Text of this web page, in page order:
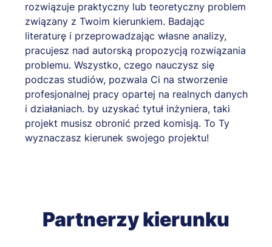
rozwiązuje praktyczny lub teoretyczny problem
związany z Twoim kierunkiem. Badając
literaturę i przeprowadzając własne analizy,
pracujesz nad autorską propozycją rozwiązania
problemu. Wszystko, czego nauczysz się
podczas studiów, pozwala Ci na stworzenie
profesjonalnej pracy opartej na realnych danych
i działaniach. by uzyskać tytuł inżyniera, taki
projekt musisz obronić przed komisją. To Ty
wyznaczasz kierunek swojego projektu!
Partnerzy kierunku